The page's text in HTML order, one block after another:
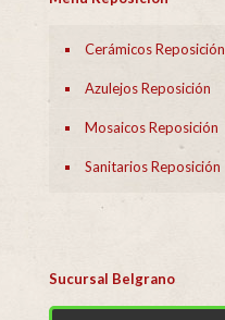
Cerámicos Reposición
Azulejos Reposición
Mosaicos Reposición
Sanitarios Reposición
Sucursal Belgrano